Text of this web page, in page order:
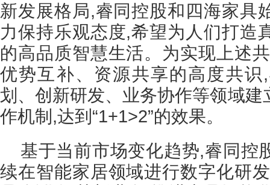
新发展格局,睿同控股和四海家具
力保持乐观态度,希望为人们打造
的高品质智慧生活。为实现上述
优势互补、资源共享的高度共
划、创新研发、业务协作等领域
作机制,达到“1+1>2”的效果。
基于当前市场变化趋势,睿同控
续在智能家居领域进行数字化研